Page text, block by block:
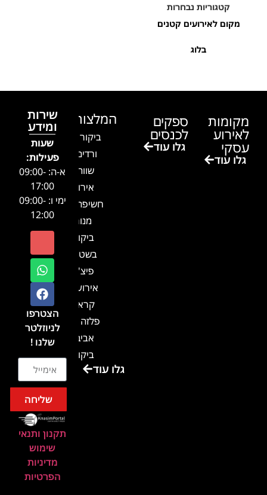
קטגוריות נבחרות
מקום לאירועים קטנים
בלוג
מקומות
לאירוע
עסקי
גלו עוד
ספקים
לכנסים
גלו עוד
המלצות
ביקור בגן
ורדים –
שווה!!
אירוע
חשיפה- זיו
מנור
ביקור
בשטח-
פיצ'ר
אירועים
קראון
פלזה תל
אביב-
ביקור
בכנס
והתעשייתי
גלו עוד
שירות
ומידע
שעות
פעילות:
א-ה: 09:00-
17:00
ימי ו: 09:00-
12:00
הצטרפו
לניוזלטר
שלנו !
שליחה
תקנון ותנאי
שימוש
מדיניות
הפרטיות